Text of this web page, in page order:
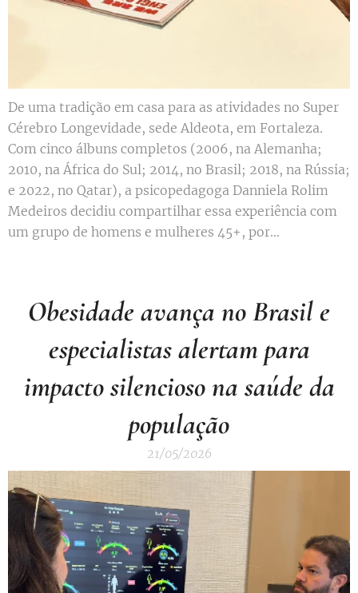
De uma tradição em casa para as atividades no Super
Cérebro Longevidade, sede Aldeota, em Fortaleza.
Com cinco álbuns completos (2006, na Alemanha;
2010, na África do Sul; 2014, no Brasil; 2018, na Rússia;
e 2022, no Qatar), a psicopedagoga Danniela Rolim
Medeiros decidiu compartilhar essa experiência com
um grupo de homens e mulheres 45+, por...
Obesidade avança no Brasil e
especialistas alertam para
impacto silencioso na saúde da
população
21/05/2026